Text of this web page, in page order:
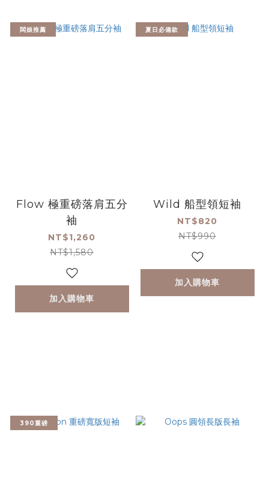
闆娘推薦
Flow 極重磅落肩五分
袖
NT$1,260
NT$1,580
加入購物車
夏日必備款
Wild 船型領短袖
NT$820
NT$990
加入購物車
390重磅